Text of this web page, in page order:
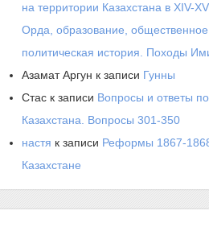
на территории Казахстана в XIV-
Орда, образование, общественное
политическая история. Походы
Азамат Аргун к записи Гунны
Стас к записи Вопросы и ответы
Казахстана. Вопросы 301-350
настя к записи Реформы 1867-1868
Казахстане